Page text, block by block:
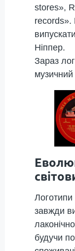
stores»,
records».
Ніппер.
Зараз
Логотипи
завжди
будучи